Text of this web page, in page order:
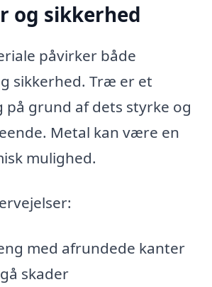
og sikkerhed
påvirker både
sikkerhed. Træ er et
grund af dets styrke og
Metal kan være en
mulighed.
med afrundede kanter
skader